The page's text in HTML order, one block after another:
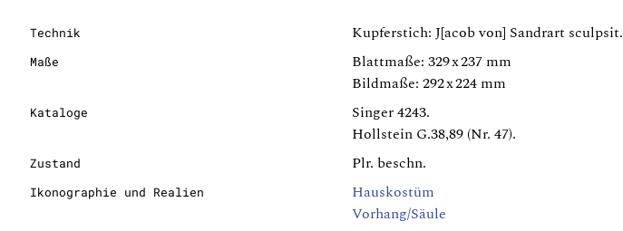
Technik Kupferstich: J[acob von] Sandrart sculpsit.
Maße
Blattmaße: 329 x 237 mm
Bildmaße: 292 x 224 mm
Kataloge
Singer 4243.
Hollstein G.38,89 (Nr. 47).
Zustand Plr. beschn.
Ikonographie und Realien
Hauskostüm
Vorhang/Säule